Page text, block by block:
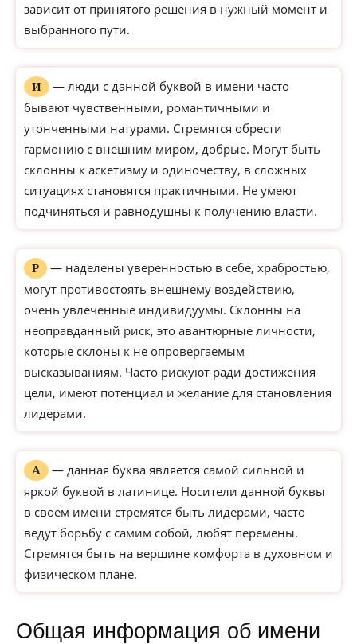
зависит от принятого решения в нужный момент и
выбранного пути.
И
— люди с данной буквой в имени часто
бывают чувственными, романтичными и
утонченными натурами. Стремятся обрести
гармонию с внешним миром, добрые. Могут быть
склонны к аскетизму и одиночеству, в сложных
ситуациях становятся практичными. Не умеют
подчиняться и равнодушны к получению власти.
Р
— наделены уверенностью в себе, храбростью,
могут противостоять внешнему воздействию,
очень увлеченные индивидуумы. Склонны на
неоправданный риск, это авантюрные личности,
которые склоны к не опровергаемым
высказываниям. Часто рискуют ради достижения
цели, имеют потенциал и желание для становления
лидерами.
А
— данная буква является самой сильной и
яркой буквой в латинице. Носители данной буквы
в своем имени стремятся быть лидерами, часто
ведут борьбу с самим собой, любят перемены.
Стремятся быть на вершине комфорта в духовном и
физическом плане.
Общая информация об имени